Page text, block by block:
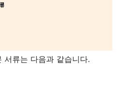
서류는 다음과 같습니다.